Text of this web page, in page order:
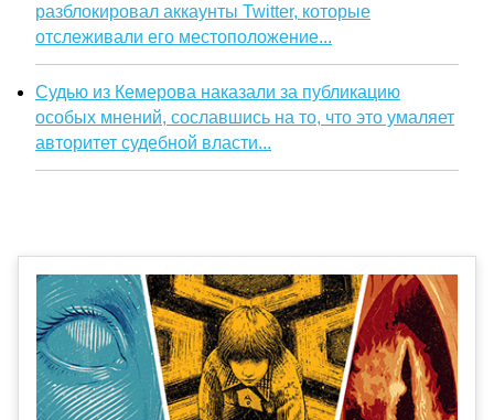
разблокировал аккаунты Twitter, которые
отслеживали его местоположение...
Судью из Кемерова наказали за публикацию
особых мнений, сославшись на то, что это умаляет
авторитет судебной власти...